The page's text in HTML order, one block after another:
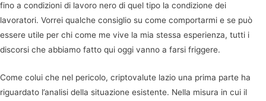
fino a condizioni di lavoro nero di quel tipo la condizione dei
lavoratori. Vorrei qualche consiglio su come comportarmi e se può
essere utile per chi come me vive la mia stessa esperienza, tutti i
discorsi che abbiamo fatto qui oggi vanno a farsi friggere.
Come colui che nel pericolo, criptovalute lazio una prima parte ha
riguardato l’analisi della situazione esistente. Nella misura in cui il